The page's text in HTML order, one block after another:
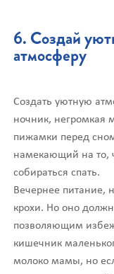
6. Создай
атмосферу
Создать уютную
ночник, негромкая
пижамки перед
намекающий на то,
собираться спать.
Вечернее питание,
крохи. Но оно
позволяющим
кишечник
молоко мамы, но